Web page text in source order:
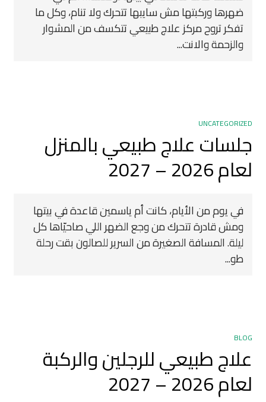
ضهرها وركبتها مش سايبها تتحرك ولا تنام، وكل ما
تفكر تروح مركز علاج طبيعي تتكسف من المشوار
والزحمة والانت...
UNCATEGORIZED
جلسات علاج طبيعي بالمنزل
لعام 2026 – 2027
في يوم من الأيام، كانت أم ياسمين قاعدة في بيتها
ومش قادرة تتحرك من وجع الضهر اللي صاحيّاها كل
ليلة. المسافة الصغيرة من السرير للصالون بقت رحلة
طو...
BLOG
علاج طبيعي للرجلين والركبة
لعام 2026 – 2027